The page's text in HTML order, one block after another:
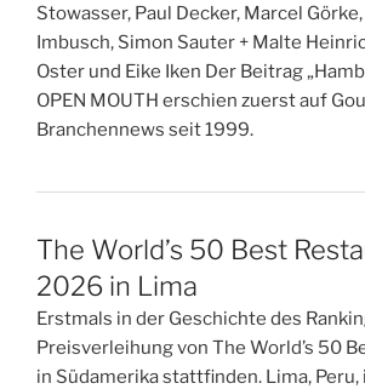
Stowasser, Paul Decker, Marcel
Imbusch, Simon Sauter + Malte
Oster und Eike Iken Der Beitrag
OPEN MOUTH erschien zuerst auf
Branchennews seit 1999.
The World’s 50 Best
2026 in Lima
Erstmals in der Geschichte des
Preisverleihung von The World’s 50
in Südamerika stattfinden. Lima, Peru,